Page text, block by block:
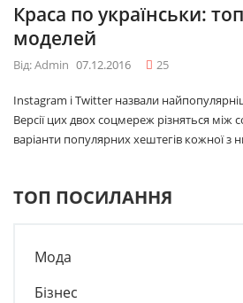
Краса по українськи:
моделей
Від: Admin 07.12.2016 25
Instagram і Twitter назвали
Версії цих двох соцмереж різняться
варіанти популярних хештегів кожної з
ТОП ПОСИЛАННЯ
Мода
Бізнес